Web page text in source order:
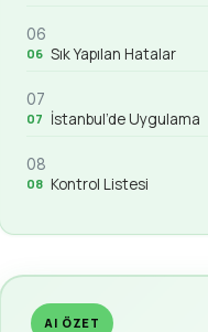
06
Sık Yapılan Hatalar
07
İstanbul’de Uygulama
08
Kontrol Listesi
AI ÖZET